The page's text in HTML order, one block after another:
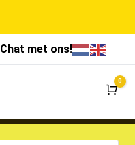
Chat met ons!
0